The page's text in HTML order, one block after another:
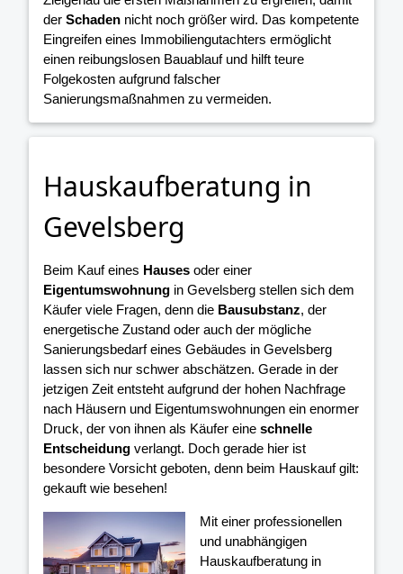
der Schaden nicht noch größer wird. Das kompetente
Eingreifen eines Immobiliengutachters ermöglicht
einen reibungslosen Bauablauf und hilft teure
Folgekosten aufgrund falscher
Sanierungsmaßnahmen zu vermeiden.
Hauskaufberatung in
Gevelsberg
Beim Kauf eines Hauses oder einer
Eigentumswohnung in Gevelsberg stellen sich dem
Käufer viele Fragen, denn die Bausubstanz, der
energetische Zustand oder auch der mögliche
Sanierungsbedarf eines Gebäudes in Gevelsberg
lassen sich nur schwer abschätzen. Gerade in der
jetzigen Zeit entsteht aufgrund der hohen Nachfrage
nach Häusern und Eigentumswohnungen ein enormer
Druck, der von ihnen als Käufer eine schnelle
Entscheidung verlangt. Doch gerade hier ist
besondere Vorsicht geboten, denn beim Hauskauf gilt:
gekauft wie besehen!
Mit einer professionellen
und unabhängigen
Hauskaufberatung in